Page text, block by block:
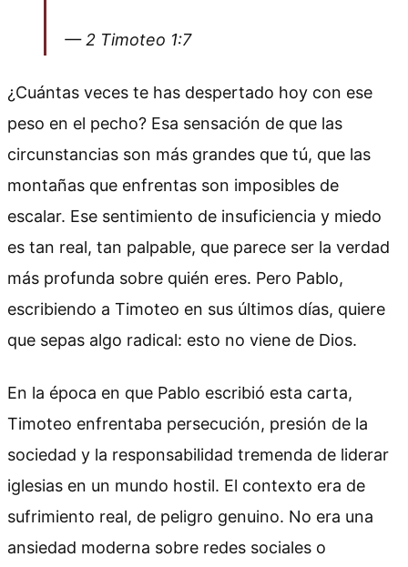
— 2 Timoteo 1:7
¿Cuántas veces te has despertado hoy con ese
peso en el pecho? Esa sensación de que las
circunstancias son más grandes que tú, que las
montañas que enfrentas son imposibles de
escalar. Ese sentimiento de insuficiencia y miedo
es tan real, tan palpable, que parece ser la verdad
más profunda sobre quién eres. Pero Pablo,
escribiendo a Timoteo en sus últimos días, quiere
que sepas algo radical: esto no viene de Dios.
En la época en que Pablo escribió esta carta,
Timoteo enfrentaba persecución, presión de la
sociedad y la responsabilidad tremenda de liderar
iglesias en un mundo hostil. El contexto era de
sufrimiento real, de peligro genuino. No era una
ansiedad moderna sobre redes sociales o